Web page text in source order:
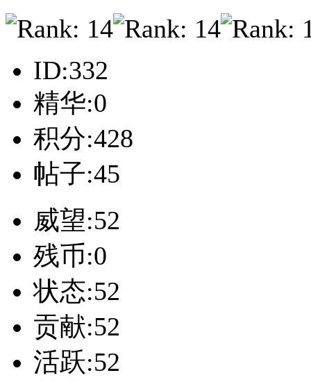
ID:332
精华:0
积分:428
帖子:45
威望:52
残币:0
状态:52
贡献:52
活跃:52